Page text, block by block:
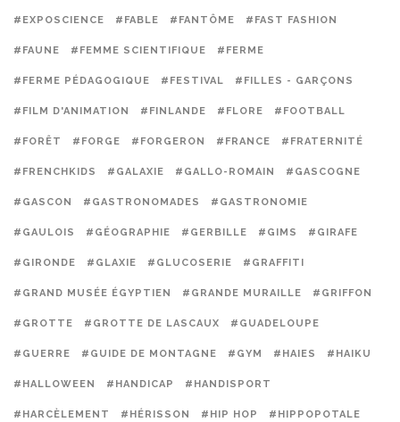
#EXPOSCIENCE #FABLE #FANTÔME #FAST FASHION
#FAUNE #FEMME SCIENTIFIQUE #FERME
#FERME PÉDAGOGIQUE #FESTIVAL #FILLES - GARÇONS
#FILM D'ANIMATION #FINLANDE #FLORE #FOOTBALL
#FORÊT #FORGE #FORGERON #FRANCE #FRATERNITÉ
#FRENCHKIDS #GALAXIE #GALLO-ROMAIN #GASCOGNE
#GASCON #GASTRONOMADES #GASTRONOMIE
#GAULOIS #GÉOGRAPHIE #GERBILLE #GIMS #GIRAFE
#GIRONDE #GLAXIE #GLUCOSERIE #GRAFFITI
#GRAND MUSÉE ÉGYPTIEN #GRANDE MURAILLE #GRIFFON
#GROTTE #GROTTE DE LASCAUX #GUADELOUPE
#GUERRE #GUIDE DE MONTAGNE #GYM #HAIES #HAIKU
#HALLOWEEN #HANDICAP #HANDISPORT
#HARCÈLEMENT #HÉRISSON #HIP HOP #HIPPOPOTALE